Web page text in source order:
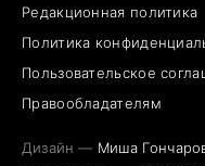
Редакционная политика
Политика
Пользовательское
Правообладателям
Дизайн — Миша